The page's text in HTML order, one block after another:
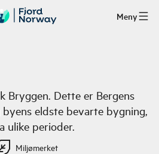
Meny
Bryggen. Dette er Bergens
eldste bevarte bygning,
ulike perioder.
Miljømerket